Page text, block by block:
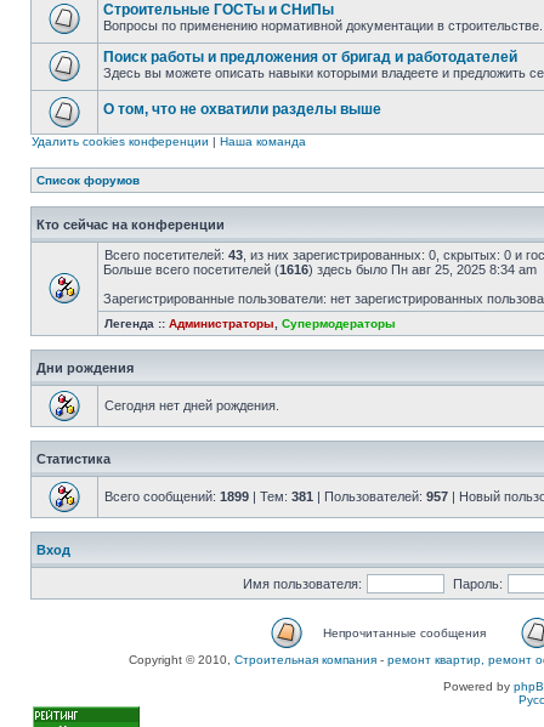
Строительные ГОСТы и СНиПы
Вопросы по применению нормативной документации в строительстве.
Поиск работы и предложения от бригад и работодателей
Здесь вы можете описать навыки которыми владеете и предложить
О том, что не охватили разделы выше
Удалить cookies конференции | Наша команда
Список форумов
Кто сейчас на конференции
Всего посетителей: 43 , из них зарегистрированных: 0, скрытых: 0 и
Больше всего посетителей (1616) здесь было Пн авг 25, 2025 8:34 am
Зарегистрированные пользователи: нет зарегистрированных
Легенда :: Администраторы Супермодераторы
Дни рождения
Сегодня нет дней рождения.
Статистика
Всего сообщений: 1899 | Тем: 381 | Пользователей: 957 | Новый
Вход
Имя пользователя: Пароль:
Непрочитанные сообщения
Copyright © 2010, Строительная компания - ремонт квартир, ремонт
Powered by